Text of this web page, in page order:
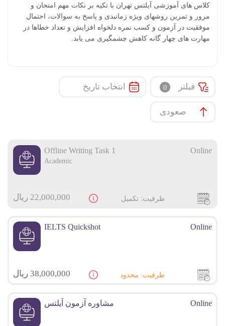
کلاس های آموزشی آیلتس تهران با تکیه بر نکات مهم امتحان و
مرور و تمرین روشهای ویژه زمانبدی و پاسخ به سوالات، احتمال
موفقیت در آزمون و کسب نمره دلخواه افزایش و تعداد خطاها در
مهارت های چهار گانه کاهش چشمگیری می یابد.
فیلتر 0 انتخاب تاریخ
صعودی
Online
Offline Writing Task 1
Academic
ظرفیت: تکمیل 22,000,000 ریال
Online
IELTS Quickshot
ظرفیت: محدود 38,000,000 ریال
Online مشاوره آزمون آیلتس